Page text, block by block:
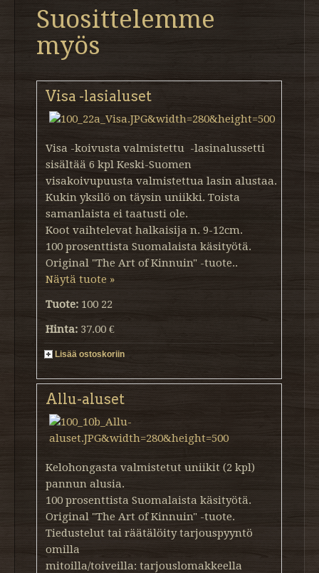
Suosittelemme
myös
Visa -lasialuset
Visa -koivusta valmistettu -lasinalussetti
sisältää 6 kpl Keski-Suomen
visakoivupuusta valmistettua lasin alustaa.
Kukin yksilö on täysin uniikki. Toista
samanlaista ei taatusti ole.
Koot vaihtelevat halkaisija n. 9-12cm.
100 prosenttista Suomalaista käsityötä.
Original "The Art of Kinnuin" -tuote..
Näytä tuote »
Tuote: 100 22
Hinta: 37.00 €
Lisää ostoskoriin
Allu-aluset
Kelohongasta valmistetut uniikit (2 kpl)
pannun alusia.
100 prosenttista Suomalaista käsityötä.
Original "The Art of Kinnuin" -tuote.
Tiedustelut tai räätälöity tarjouspyyntö
omilla
mitoilla/toiveilla: tarjouslomakkeella